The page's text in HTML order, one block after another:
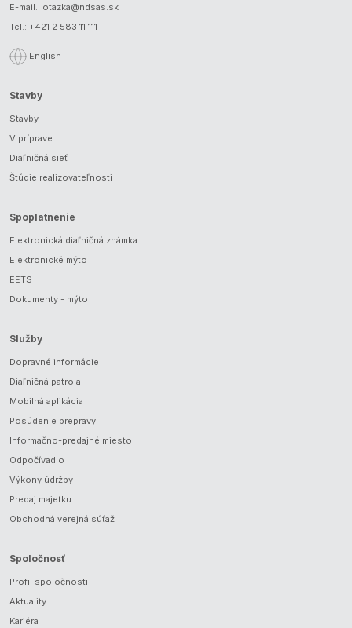
E-mail.: otazka@ndsas.sk
Tel.: +421 2 583 11 111
English
Stavby
Stavby
V príprave
Diaľničná sieť
Štúdie realizovateľnosti
Spoplatnenie
Elektronická diaľničná známka
Elektronické mýto
EETS
Dokumenty - mýto
Služby
Dopravné informácie
Diaľničná patrola
Mobilná aplikácia
Posúdenie prepravy
Informačno-predajné miesto
Odpočívadlo
Výkony údržby
Predaj majetku
Obchodná verejná súťaž
Spoločnosť
Profil spoločnosti
Aktuality
Kariéra